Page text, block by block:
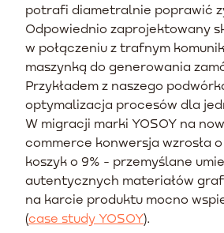
potrafi diametralnie poprawić
Odpowiednio zaprojektowany
w połączeniu z trafnym
maszynką do generowania
Przykładem z naszego
optymalizacja procesów dla
W migracji marki YOSOY na
commerce konwersja wzrosła o
koszyk o 9% - przemyślane
autentycznych materiałów
na karcie produktu mocno
(case study YOSOY).